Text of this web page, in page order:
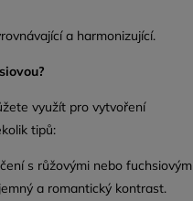
a harmonizující.
využít pro vytvoření
tipů:
s růžovými nebo
a romantický kontrast.